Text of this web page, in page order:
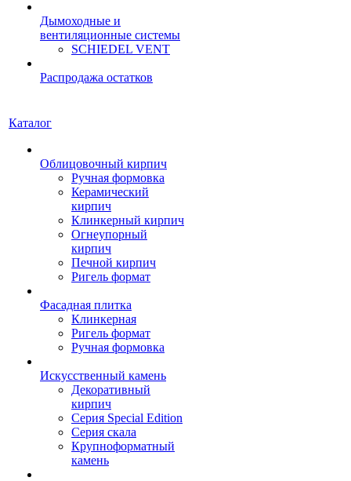
Дымоходные и
вентиляционные системы
SCHIEDEL VENT
Распродажа остатков
Каталог
Облицовочный кирпич
Ручная формовка
Керамический
кирпич
Клинкерный кирпич
Огнеупорный
кирпич
Печной кирпич
Ригель формат
Фасадная плитка
Клинкерная
Ригель формат
Ручная формовка
Искусственный камень
Декоративный
кирпич
Серия Special Edition
Серия скала
Крупноформатный
камень